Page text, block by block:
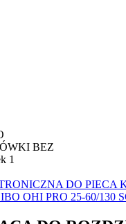
DO PIECA
OHI PRO 25-60/